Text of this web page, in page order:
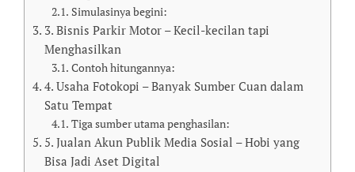
Simulasinya begini:
3. Bisnis Parkir Motor – Kecil-kecilan tapi
Menghasilkan
Contoh hitungannya:
4. Usaha Fotokopi – Banyak Sumber Cuan dalam
Satu Tempat
Tiga sumber utama penghasilan:
5. Jualan Akun Publik Media Sosial – Hobi yang
Bisa Jadi Aset Digital